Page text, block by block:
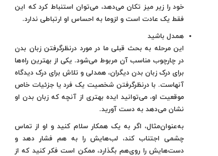
خود را زیر میز تکان می‌دهد، می‌توان استنباط کرد که این
فقط یک عادت است و لزوما به احساس او ارتباطی ندارد.
همدل باشید
این مرحله به بحث قبلی ما در مورد درنظرگرفتن زبان بدن
در چارچوب مناسب آن مربوط می‌شود. یکی از بهترین راه‌ها
برای درک زبان بدن دیگران، همدلی و تلاش برای درک دیدگاه
آنهاست. با درنظرگرفتن شخصیت یک فرد یا جزئیات خاص
موقعیت او، می‌توانید ایده بهتری از آنچه که زبان بدن او
نشان می‌دهد به دست آورید.
به‌عنوان‌مثال، اگر به یک همکار سلام کنید و او از تماس
چشمی اجتناب کند، لب‌هایش را به هم فشار دهد و
دست‌هایش را روی‌هم بگذارد، ممکن است فکر کنید که از